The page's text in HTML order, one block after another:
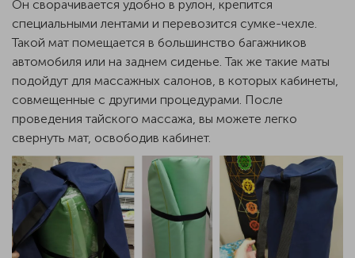
Он сворачивается удобно в рулон, крепится
специальными лентами и перевозится сумке-чехле.
Такой мат помещается в большинство багажников
автомобиля или на заднем сиденье. Так же такие маты
подойдут для массажных салонов, в которых кабинеты,
совмещенные с другими процедурами. После
проведения тайского массажа, вы можете легко
свернуть мат, освободив кабинет.